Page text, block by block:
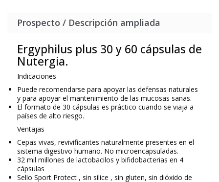
Prospecto / Descripción ampliada
Ergyphilus plus 30 y 60 cápsulas de
Nutergia.
Indicaciones
Puede recomendarse para apoyar las defensas naturales
y para apoyar el mantenimiento de las mucosas sanas.
El formato de 30 cápsulas es práctico cuando se viaja a
países de alto riesgo.
Ventajas
Cepas vivas, revivificantes naturalmente presentes en el
sistema digestivo humano. No microencapsuladas.
32 mil millones de lactobacilos y bifidobacterias en 4
cápsulas
Sello Sport Protect , sin sílice , sin gluten, sin dióxido de